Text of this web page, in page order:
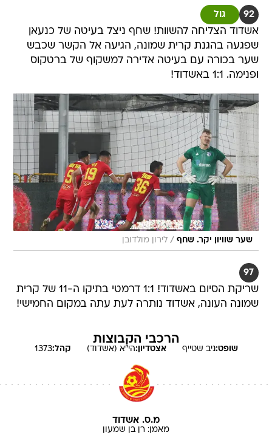
92 גול
אשדוד הצליחה להשוות! שחף ניצל בעיטה של כנעאן
שפגעה בהגנת קרית שמונה, הגיעה אל הקשר שכבש
שער בכורה עם בעיטה אדירה למשקוף של ברטקוס
ופנימה. 1:1 באשדוד!
שער שוויון יקר. שחף / לירון מולדובן
97
שריקת הסיום באשדוד! 1:1 דרמטי בתיקו ה-11 של קרית
שמונה העונה, אשדוד נותרה לעת עתה במקום החמישי!
הרכבי הקבוצות
שופט:ניב שטייף אצטדיון:הי"א (אשדוד) קהל:1373
מ.ס. אשדוד
מאמן: רן בן שמעון